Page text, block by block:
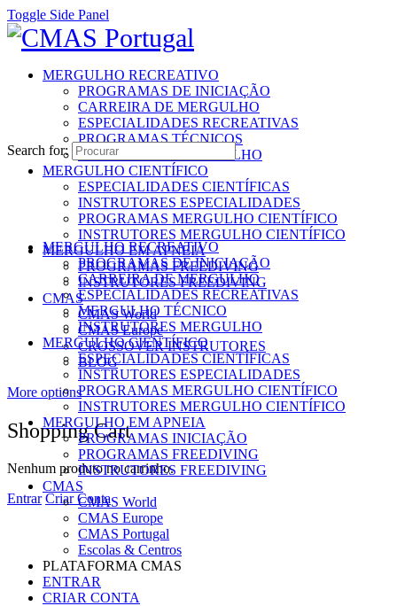
Toggle Side Panel
MERGULHO RECREATIVO
PROGRAMAS DE INICIAÇÃO
CARREIRA DE MERGULHO
ESPECIALIDADES RECREATIVAS
PROGRAMAS TÉCNICOS
INSTRUTORES MERGULHO
MERGULHO CIENTÍFICO
ESPECIALIDADES CIENTÍFICAS
INSTRUTORES ESPECIALIDADES
PROGRAMAS MERGULHO CIENTÍFICO
INSTRUTORES MERGULHO CIENTÍFICO
MERGULHO EM APNEIA
PROGRAMAS FREEDIVING
INSTRUTORES FREEDIVING
CMAS
CMAS World
CMAS Europe
CROSSOVER INSTRUTORES
BLOG
More options
Shopping Cart
Nenhum produto no carrinho.
Entrar Criar Conta
Search for:
MERGULHO RECREATIVO
PROGRAMAS DE INICIAÇÃO
CARREIRA DE MERGULHO
ESPECIALIDADES RECREATIVAS
MERGULHO TÉCNICO
INSTRUTORES MERGULHO
MERGULHO CIENTÍFICO
ESPECIALIDADES CIENTÍFICAS
INSTRUTORES ESPECIALIDADES
PROGRAMAS MERGULHO CIENTÍFICO
INSTRUTORES MERGULHO CIENTÍFICO
MERGULHO EM APNEIA
PROGRAMAS INICIAÇÃO
PROGRAMAS FREEDIVING
INSTRUTORES FREEDIVING
CMAS
CMAS World
CMAS Europe
CMAS Portugal
Escolas & Centros
PLATAFORMA CMAS
ENTRAR
CRIAR CONTA